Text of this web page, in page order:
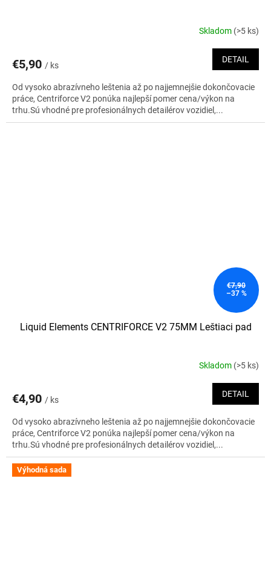
Skladom (>5 ks)
€5,90 / ks
DETAIL
Od vysoko abrazívneho leštenia až po najjemnejšie dokončovacie
práce, Centriforce V2 ponúka najlepší pomer cena/výkon na
trhu.Sú vhodné pre profesionálnych detailérov vozidiel,...
€7,90
–37 %
Liquid Elements CENTRIFORCE V2 75MM Leštiaci pad
Skladom (>5 ks)
€4,90 / ks
DETAIL
Od vysoko abrazívneho leštenia až po najjemnejšie dokončovacie
práce, Centriforce V2 ponúka najlepší pomer cena/výkon na
trhu.Sú vhodné pre profesionálnych detailérov vozidiel,...
Výhodná sada